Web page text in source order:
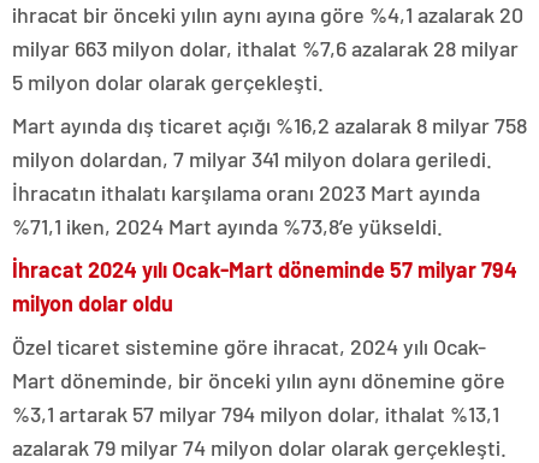
ihracat bir önceki yılın aynı ayına göre %4,1 azalarak 20
milyar 663 milyon dolar, ithalat %7,6 azalarak 28 milyar
5 milyon dolar olarak gerçekleşti.
Mart ayında dış ticaret açığı %16,2 azalarak 8 milyar 758
milyon dolardan, 7 milyar 341 milyon dolara geriledi.
İhracatın ithalatı karşılama oranı 2023 Mart ayında
%71,1 iken, 2024 Mart ayında %73,8’e yükseldi.
İhracat 2024 yılı Ocak-Mart döneminde 57 milyar 794
milyon dolar oldu
Özel ticaret sistemine göre ihracat, 2024 yılı Ocak-
Mart döneminde, bir önceki yılın aynı dönemine göre
%3,1 artarak 57 milyar 794 milyon dolar, ithalat %13,1
azalarak 79 milyar 74 milyon dolar olarak gerçekleşti.